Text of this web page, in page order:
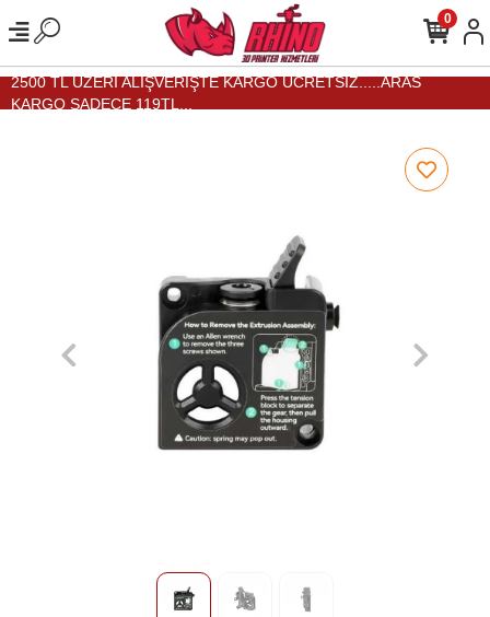
2500 TL ÜZERİ ALIŞVERİŞTE KARGO ÜCRETSİZ.....ARAS
KARGO SADECE 119TL...
0